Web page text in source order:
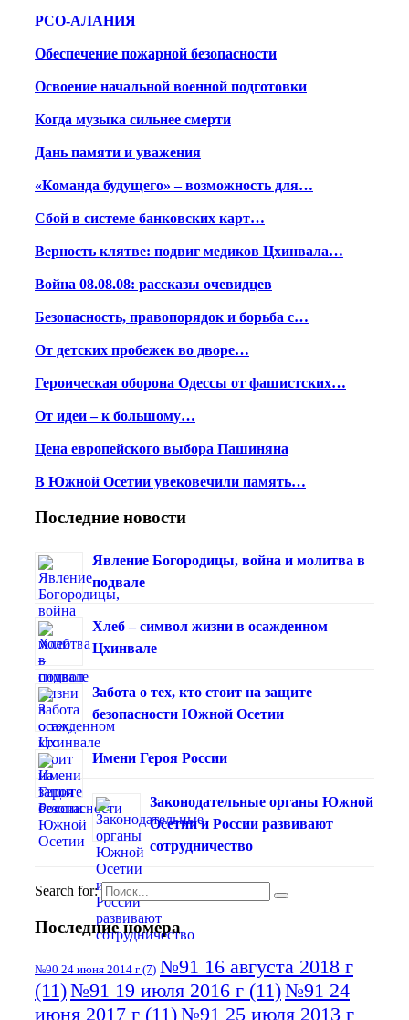
РСО-АЛАНИЯ
Обеспечение пожарной безопасности
Освоение начальной военной подготовки
Когда музыка сильнее смерти
Дань памяти и уважения
«Команда будущего» – возможность для…
Сбой в системе банковских карт…
Верность клятве: подвиг медиков Цхинвала…
Война 08.08.08: рассказы очевидцев
Безопасность, правопорядок и борьба с…
От детских пробежек во дворе…
Героическая оборона Одессы от фашистских…
От идеи – к большому…
Цена европейского выбора Пашиняна
В Южной Осетии увековечили память…
Последние новости
Явление Богородицы, война и молитва в
подвале
Хлеб – символ жизни в осажденном
Цхинвале
Забота о тех, кто стоит на защите
безопасности Южной Осетии
Имени Героя России
Законодательные органы Южной
Осетии и России развивают
сотрудничество
Search for:
Последние номера
№90 24 июня 2014 г (7) №91 16 августа 2018 г
(11)№91 19 июля 2016 г (11)№91 24
июня 2017 г (11)№91 25 июля 2013 г